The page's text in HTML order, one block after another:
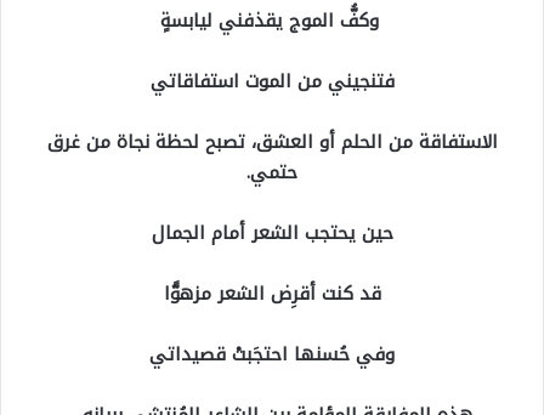
وكفُّ الموج يقذفني ليابسةٍ
فتنجيني من الموت استفاقاتي
الاستفاقة من الحلم أو العشق، تصبح لحظة نجاة من غرق
حتمي.
حين يحتجب الشعر أمام الجمال
قد كنت أقرِض الشعر مزهوًّا
وفي حُسنها احتجَبتْ قصيداتي